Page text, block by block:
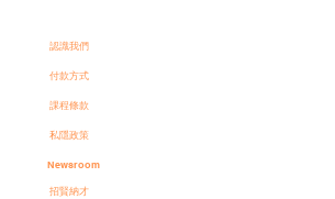
認識我們
付款方式
私隱政策
課程條款
Newsroom
招賢納才